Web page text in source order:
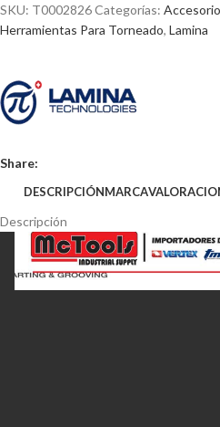
SKU: T0002826Categorías:
Herramientas Para Torneado, Lamina
Share:
DESCRIPCIÓNMARCA
Descripción